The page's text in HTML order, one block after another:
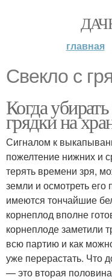
главная
Свекло с
Когда
грядки на
Сигналом к
пожелтение нижних и
терять времени зря,
земли и осмотреть
имеются тончайшие
корнеплод вполне
корнеплоде заметили
всю партию и как
уже перерастать. Что
— это вторая